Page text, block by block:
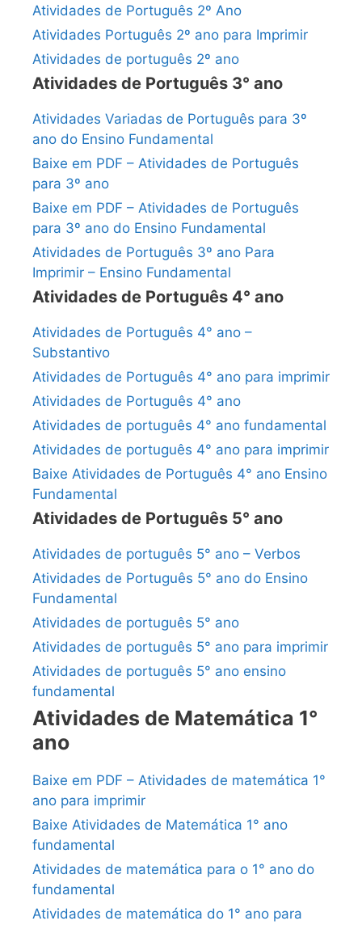
Atividades de Português 2º Ano
Atividades Português 2º ano para Imprimir
Atividades de português 2º ano
Atividades de Português 3° ano
Atividades Variadas de Português para 3º
ano do Ensino Fundamental
Baixe em PDF – Atividades de Português
para 3º ano
Baixe em PDF – Atividades de Português
para 3º ano do Ensino Fundamental
Atividades de Português 3º ano Para
Imprimir – Ensino Fundamental
Atividades de Português 4° ano
Atividades de Português 4° ano –
Substantivo
Atividades de Português 4° ano para imprimir
Atividades de Português 4° ano
Atividades de português 4° ano fundamental
Atividades de português 4° ano para imprimir
Baixe Atividades de Português 4° ano Ensino
Fundamental
Atividades de Português 5° ano
Atividades de português 5° ano – Verbos
Atividades de Português 5° ano do Ensino
Fundamental
Atividades de português 5° ano
Atividades de português 5° ano para imprimir
Atividades de português 5° ano ensino
fundamental
Atividades de Matemática 1°
ano
Baixe em PDF – Atividades de matemática 1°
ano para imprimir
Baixe Atividades de Matemática 1° ano
fundamental
Atividades de matemática para o 1° ano do
fundamental
Atividades de matemática do 1° ano para